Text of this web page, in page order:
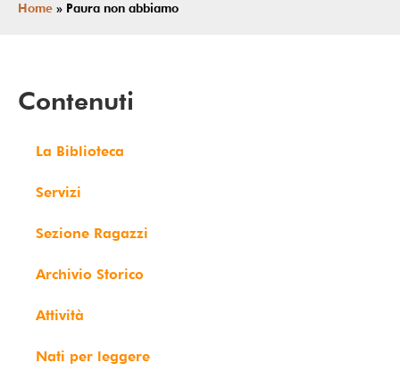
Home » Paura non abbiamo
Contenuti
La Biblioteca
Servizi
Sezione Ragazzi
Archivio Storico
Attività
Nati per leggere